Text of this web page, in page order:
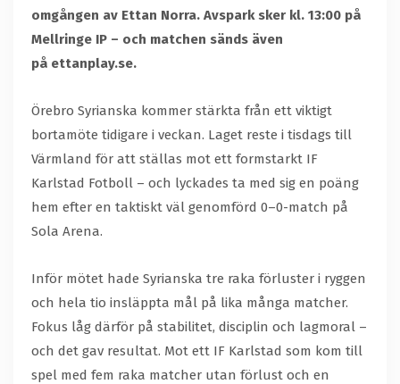
omgången av Ettan Norra. Avspark sker kl. 13:00 på
Mellringe IP – och matchen sänds även
på ettanplay.se.
Örebro Syrianska kommer stärkta från ett viktigt
bortamöte tidigare i veckan. Laget reste i tisdags till
Värmland för att ställas mot ett formstarkt IF
Karlstad Fotboll – och lyckades ta med sig en poäng
hem efter en taktiskt väl genomförd 0–0-match på
Sola Arena.
Inför mötet hade Syrianska tre raka förluster i ryggen
och hela tio insläppta mål på lika många matcher.
Fokus låg därför på stabilitet, disciplin och lagmoral –
och det gav resultat. Mot ett IF Karlstad som kom till
spel med fem raka matcher utan förlust och en